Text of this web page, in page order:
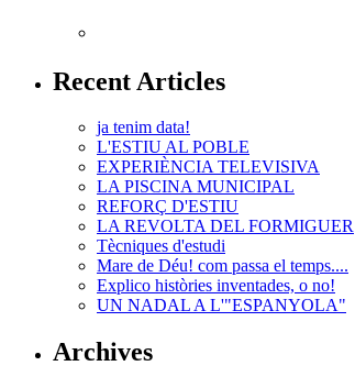
Recent Articles
ja tenim data!
L'ESTIU AL POBLE
EXPERIÈNCIA TELEVISIVA
LA PISCINA MUNICIPAL
REFORÇ D'ESTIU
LA REVOLTA DEL FORMIGUER
Tècniques d'estudi
Mare de Déu! com passa el temps....
Explico històries inventades, o no!
UN NADAL A L'"ESPANYOLA"
Archives